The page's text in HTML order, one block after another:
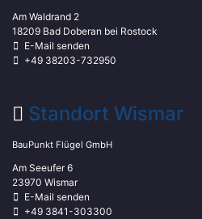
Am Waldrand 2
18209 Bad Doberan bei Rostock
E-Mail senden
+49 38203-732950
Standort Wismar
BauPunkt Flügel GmbH
Am Seeufer 6
23970 Wismar
E-Mail senden
+49 3841-303300